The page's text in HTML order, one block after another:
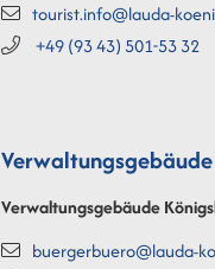
tourist.info@lauda-
+49 (9343) 501-5332
Verwaltungsgebäude
buergerbuero@lauda-